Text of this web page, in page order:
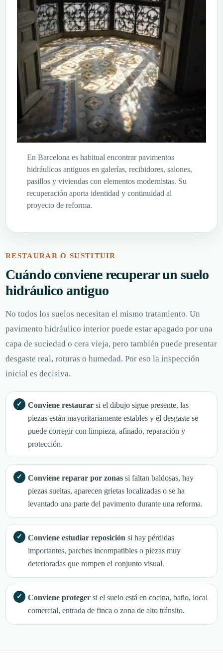
En Barcelona es habitual encontrar pavimentos
hidráulicos antiguos en galerías, recibidores, salones,
pasillos y viviendas con elementos modernistas. Su
recuperación aporta identidad y continuidad al
proyecto de reforma.
RESTAURAR O SUSTITUIR
Cuándo conviene recuperar un suelo
hidráulico antiguo
No todos los suelos necesitan el mismo tratamiento. Un
pavimento hidráulico interior puede estar apagado por una
capa de suciedad o cera vieja, pero también puede presentar
desgaste real, roturas o humedad. Por eso la inspección
inicial es decisiva.
Conviene restaurar si el dibujo sigue presente, las
piezas están mayoritariamente estables y el desgaste se
puede corregir con limpieza, afinado, reparación y
protección.
Conviene reparar por zonas si faltan baldosas, hay
piezas sueltas, aparecen grietas localizadas o se ha
levantado una parte del pavimento durante una reforma.
Conviene estudiar reposición si hay pérdidas
importantes, parches incompatibles o piezas muy
deterioradas que rompen el conjunto visual.
Conviene proteger si el suelo está en cocina, baño, local
comercial, entrada de finca o zona de alto tránsito.